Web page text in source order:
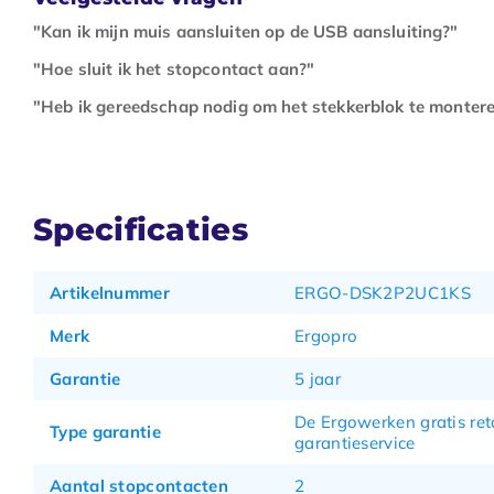
"Kan ik mijn muis aansluiten op de USB aansluiting?"
"Hoe sluit ik het stopcontact aan?"
"Heb ik gereedschap nodig om het stekkerblok te
Specificaties
Artikelnummer ERGO-DSK2P2UC1KS
Merk Ergopro
Garantie 5 jaar
Type garantie
De Ergowerken gratis
garantieservice
Aantal stopcontacten 2